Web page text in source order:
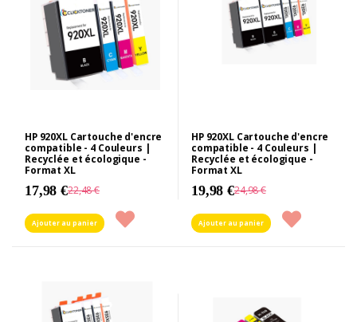
HP 920XL Cartouche d'encre
compatible - 4 Couleurs |
Recyclée et écologique -
Format XL
17,98 €22,48 €
Ajouter au panier
HP 920XL Cartouche d'encre
compatible - 4 Couleurs |
Recyclée et écologique -
Format XL
19,98 €24,98 €
Ajouter au panier